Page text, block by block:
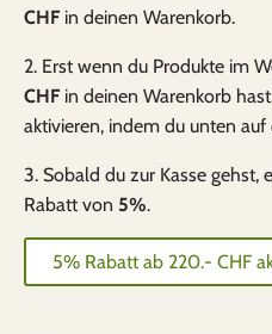
CHFin deinen Warenkorb.
2. Erst wenn du Produkte im
CHFin deinen Warenkorb
aktivieren, indem du unten
3. Sobald du zur Kasse gehst,
Rabatt von 5%.
5% Rabatt ab 220.- CHF